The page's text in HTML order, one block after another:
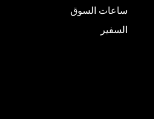
ساعات السوق
السفير